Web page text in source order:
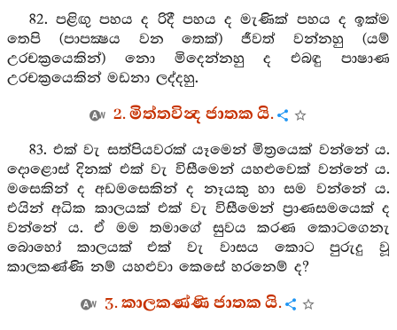
82. පළිඟු පහය ද රිදී පහය ද මැණික් පහය ද ඉක්ම
තෙපි (පාපක්‍ෂය වන තෙක්) ජීවත් වන්නහු (යම්
උරචක්‍රයෙකින්) නො මිදෙන්නහු ද එබඳු පාෂාණ
උරචක්‍රයෙකින් මඩනා ලද්දහු.
2. මිත්තවින්‍ද ජාතක යි.
83. එක් වැ සත්පියවරක් යෑමෙන් මිත්‍රයෙක් වන්නේ ය.
දොළොස් දිනක් එක් වැ විසීමෙන් යහළුවෙක් වන්නේ ය.
මසෙකින් ද අඩමසෙකින් ද නෑයකු හා සම වන්නේ ය.
එයින් අධික කාලයක් එක් වැ විසීමෙන් ප්‍රාණසමයෙක් ද
වන්නේ ය. ඒ මම තමාගේ සුවය කරණ කොටගෙනැ
බොහෝ කාලයක් එක් වැ වාසය කොට පුරුදු වූ
කාලකණ්ණි නම් යහළුවා කෙසේ හරනෙම් ද?
3. කාලකණ්ණි ජාතක යි.